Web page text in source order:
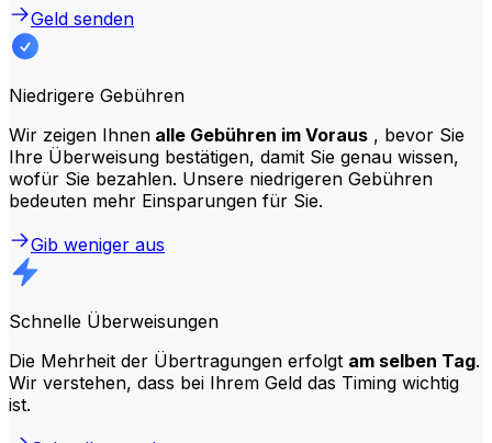
Geld senden
Niedrigere Gebühren
Wir zeigen Ihnen alle Gebühren im Voraus , bevor Sie
Ihre Überweisung bestätigen, damit Sie genau wissen,
wofür Sie bezahlen. Unsere niedrigeren Gebühren
bedeuten mehr Einsparungen für Sie.
Gib weniger aus
Schnelle Überweisungen
Die Mehrheit der Übertragungen erfolgt am selben Tag.
Wir verstehen, dass bei Ihrem Geld das Timing wichtig
ist.